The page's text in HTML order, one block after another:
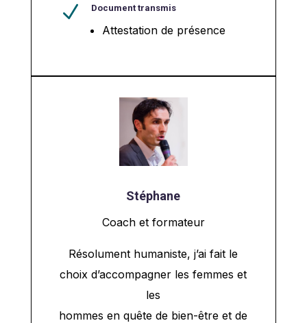
N Document transmis
Attestation de présence
Stéphane
Coach et formateur
Résolument humaniste, j’ai fait le
choix d’accompagner les femmes et
les
hommes en quête de bien-être et de